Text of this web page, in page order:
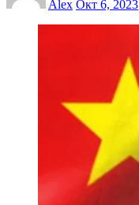
Alex Окт 6, 2023